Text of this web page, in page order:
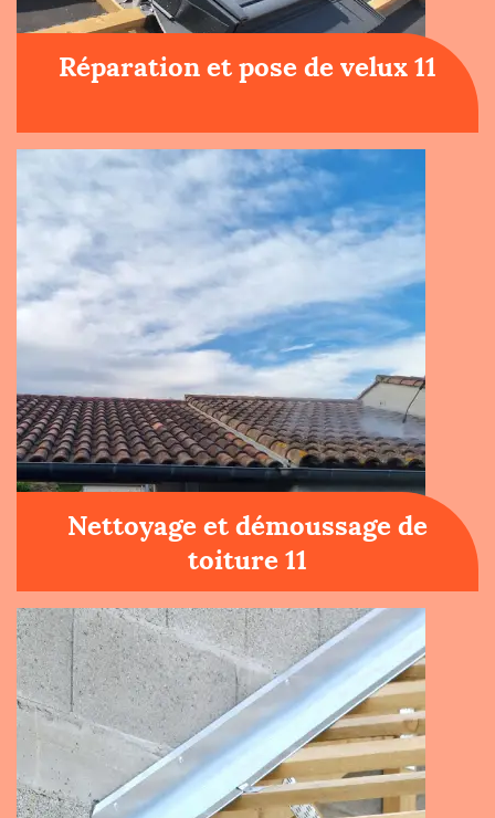
Réparation et pose de velux 11
Nettoyage et démoussage de
toiture 11